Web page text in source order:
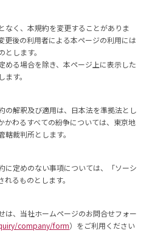
なく、本規約を変更することがありま
更後の利用者による本ページの利用には
します。
める場合を除き、本ページ上に表示した
す。
の解釈及び適用は、日本法を準拠法とし
かわるすべての紛争については、東京地
裁判所とします。
に定めのない事項については、「ソーシ
るものとします。
は、当社ホームページのお問合せフォー
company/form）をご利用ください